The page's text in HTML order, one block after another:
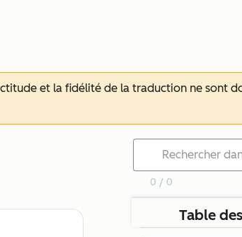
et la fidélité de la traduction ne sont
0 / 0
Table